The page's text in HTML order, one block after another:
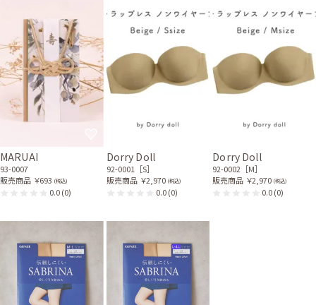
ネイビーのデコルテ透け素
材×刺繍ドレス
11-0633
ブラックのリーフ柄二重ス
トール
21-0227
シルバーのストーン付プリ
ーツバッグ
51-0129
パールとビジューのリーフ
型イヤリング
82-0004
シルバーとホワイトパール
の花ブローチ
71-0002
ダブルパールのラインスト
ーンバングル(シルバー)
MARUAI
93-0007
販売商品 ￥693 (税込)
0.0(0)
Dorry Doll
92-0001［S］
販売商品 ￥2,970 (税込)
0.0(0)
Dorry Doll
92-0002［M］
販売商品 ￥2,970 (税込)
0.0(0)